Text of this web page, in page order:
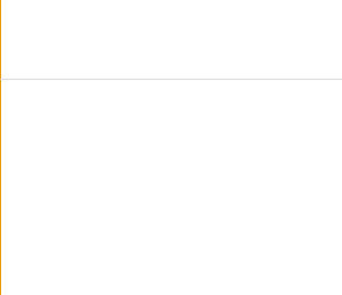
Visão